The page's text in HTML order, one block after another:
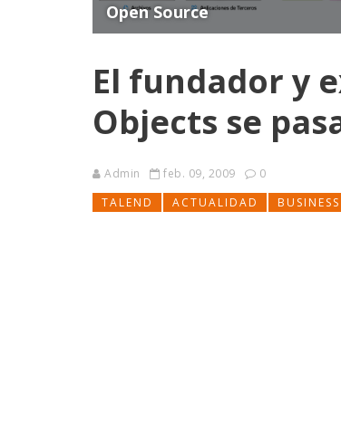
Open Source
El fundador y
Objects se
Admin feb. 09, 2009
0
TALEND
ACTUALIDAD